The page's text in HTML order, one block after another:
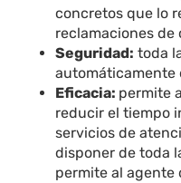
concretos que lo
reclamaciones de
Seguridad: toda
automáticamente
Eficacia: permite
reducir el tiempo
servicios de
disponer de toda
permite al agente